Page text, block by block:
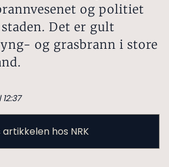
og politiet
Det er gult
og grasbrann i store
artikkelen hos NRK